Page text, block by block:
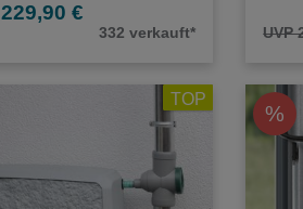
229,90 €
332 verkauft* UVP
TOP
%